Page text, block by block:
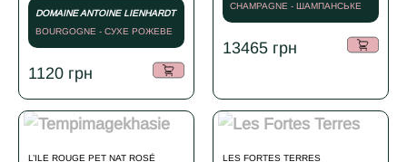
DOMAINE ANTOINE LIENHARDT
BOURGOGNE - СУХЕ РОЖЕВЕ
- 2023
1120 грн
CHAMPAGNE - ШАМПАНСЬКЕ
БІЛЕ - 2013
13465 грн
L’ILE ROUGE PET NAT ROSÉ LES FORTES TERRES